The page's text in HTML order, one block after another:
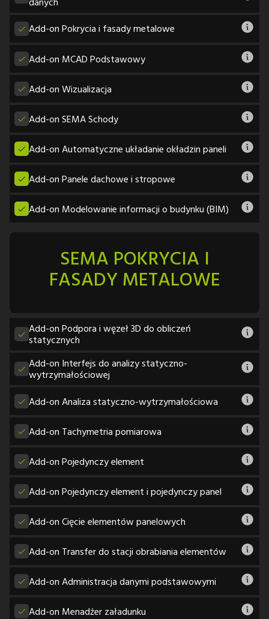
Add-on Pokrycia i fasady metalowe
Add-on MCAD Podstawowy
Add-on Wizualizacja
Add-on SEMA Schody
Add-on Automatyczne układanie okładzin paneli
Add-on Panele dachowe i stropowe
Add-on Modelowanie informacji o budynku (BIM)
SEMA POKRYCIA I
FASADY METALOWE
Add-on Podpora i węzeł 3D do obliczeń
statycznych
Add-on Interfejs do analizy statyczno-
wytrzymałościowej
Add-on Analiza statyczno-wytrzymałościowa
Add-on Tachymetria pomiarowa
Add-on Pojedynczy element
Add-on Pojedynczy element i pojedynczy panel
Add-on Cięcie elementów panelowych
Add-on Transfer do stacji obrabiania elementów
Add-on Administracja danymi podstawowymi
Add-on Menadżer załadunku